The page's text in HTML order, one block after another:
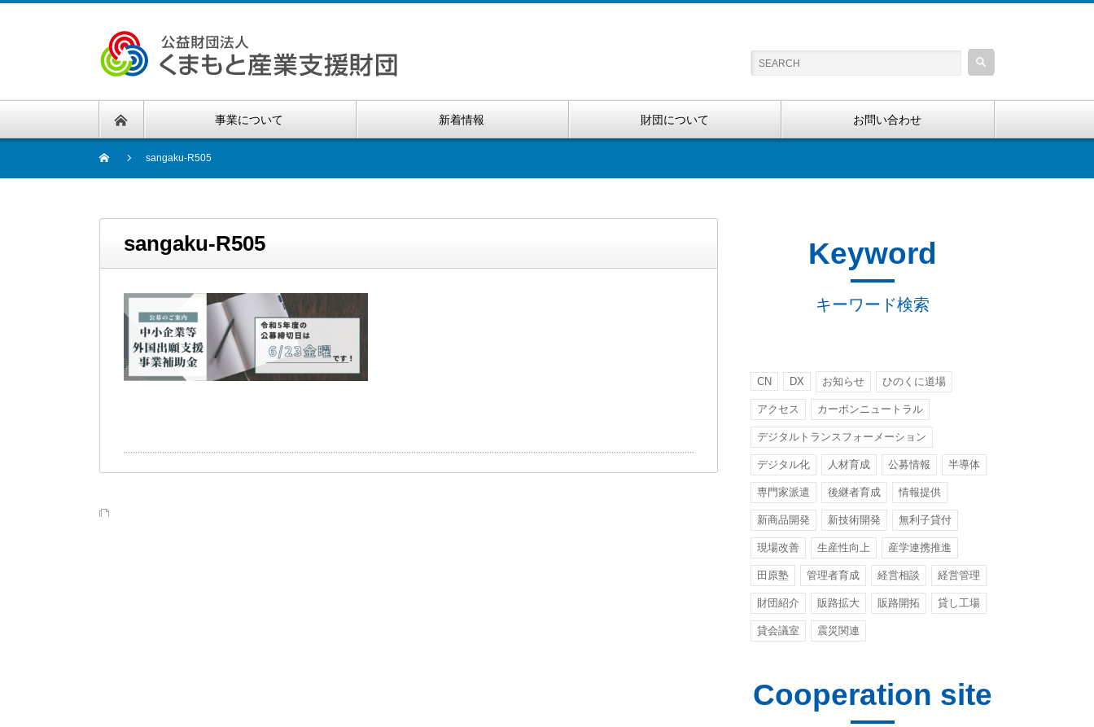
事業について 新着情報 財団について お問い合わせ
sangaku-R505
sangaku-R505 Keyword
キーワード検索
CN DX お知らせ ひのくに道場
アクセス カーボンニュートラル
デジタルトランスフォーメーション
デジタル化 人材育成 公募情報 半導体
専門家派遣 後継者育成 情報提供
新商品開発 新技術開発 無利子貸付
現場改善 生産性向上 産学連携推進
田原塾 管理者育成 経営相談 経営管理
財団紹介 販路拡大 販路開拓 貸し工場
貸会議室 震災関連
Cooperation site